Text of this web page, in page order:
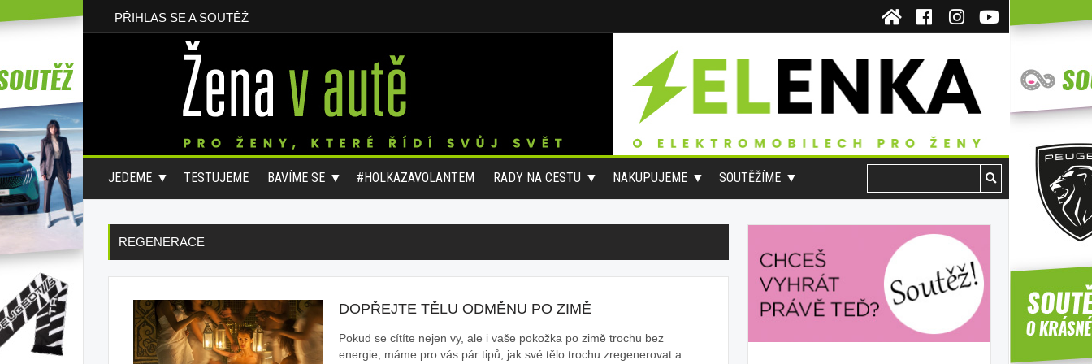
PŘIHLAS SE A SOUTĚŽ
JEDEME TESTUJEME BAVÍME SE #HOLKAZAVOLANTEM RADY NA CESTU NAKUPUJEME SOUTĚŽÍME
REGENERACE
DOPŘEJTE TĚLU ODMĚNU PO ZIMĚ
Pokud se cítíte nejen vy, ale i vaše pokožka po zimě trochu bez
energie, máme pro vás pár tipů, jak své tělo trochu zregenerovat a